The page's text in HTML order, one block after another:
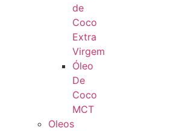
de
Coco
Extra
Virgem
Óleo
De
Coco
MCT
Oleos